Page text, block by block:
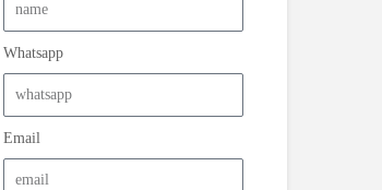
Whatsapp
Email